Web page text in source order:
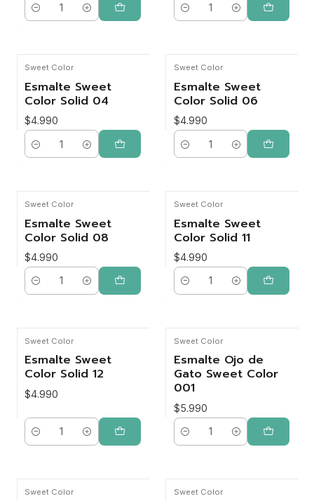
Cantidad Cantidad
Sweet Color
Esmalte Sweet
Color Solid 04
$4.990
Cantidad
Sweet Color
Esmalte Sweet
Color Solid 06
$4.990
Cantidad
Sweet Color
Esmalte Sweet
Color Solid 08
$4.990
Cantidad
Sweet Color
Esmalte Sweet
Color Solid 11
$4.990
Cantidad
Sweet Color
Esmalte Sweet
Color Solid 12
$4.990
Cantidad
Sweet Color
Esmalte Ojo de
Gato Sweet Color
001
$5.990
Cantidad
Sweet Color Sweet Color